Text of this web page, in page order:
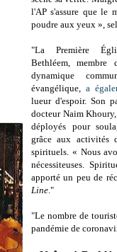
l'AP s'assure que le
poudre aux yeux »,
"La Première
Bethléem, membre
dynamique
évangélique, a
lueur d'espoir. Son
docteur Naim
déployés pour
grâce aux activités
spirituels. « Nous
nécessiteuses.
apporté un peu de
Line."
"Le nombre de
pandémie de